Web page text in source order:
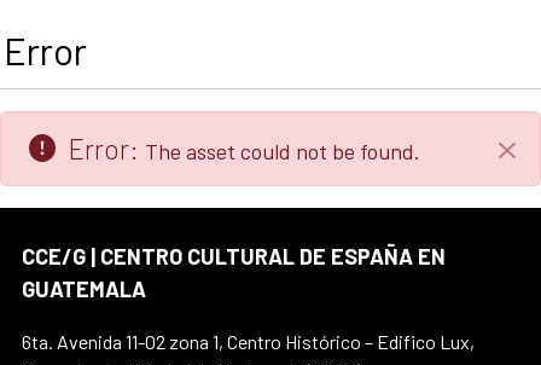
Error
Error: The asset could not be found.
CCE/G | CENTRO CULTURAL DE ESPAÑA EN
GUATEMALA
6ta. Avenida 11-02 zona 1, Centro Histórico – Edifico Lux,